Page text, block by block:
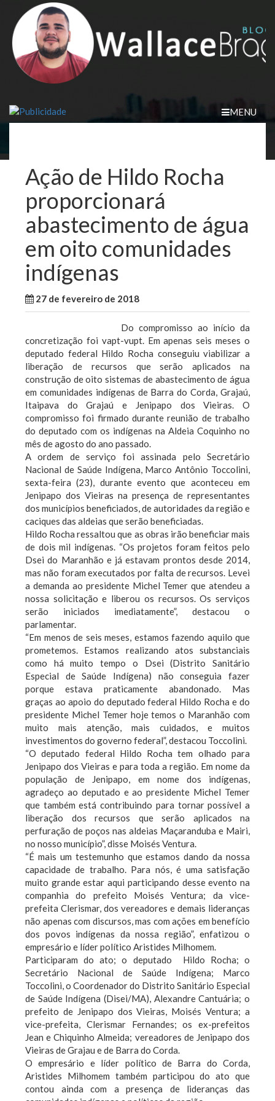
content
MENU
Ação de Hildo Rocha
proporcionará
abastecimento de água
em oito comunidades
indígenas
27 de fevereiro de 2018
Do compromisso ao início da
concretização foi vapt-vupt. Em apenas seis meses o
deputado federal Hildo Rocha conseguiu viabilizar a
liberação de recursos que serão aplicados na
construção de oito sistemas de abastecimento de água
em comunidades indígenas de Barra do Corda, Grajaú,
Itaipava do Grajaú e Jenipapo dos Vieiras. O
compromisso foi firmado durante reunião de trabalho
do deputado com os indígenas na Aldeia Coquinho no
mês de agosto do ano passado.
A ordem de serviço foi assinada pelo Secretário
Nacional de Saúde Indígena, Marco Antônio Toccolini,
sexta-feira (23), durante evento que aconteceu em
Jenipapo dos Vieiras na presença de representantes
dos municípios beneficiados, de autoridades da região e
caciques das aldeias que serão beneficiadas.
Hildo Rocha ressaltou que as obras irão beneficiar mais
de dois mil indígenas. “Os projetos foram feitos pelo
Dsei do Maranhão e já estavam prontos desde 2014,
mas não foram executados por falta de recursos. Levei
a demanda ao presidente Michel Temer que atendeu a
nossa solicitação e liberou os recursos. Os serviços
serão iniciados imediatamente”, destacou o
parlamentar.
“Em menos de seis meses, estamos fazendo aquilo que
prometemos. Estamos realizando atos substanciais
como há muito tempo o Dsei (Distrito Sanitário
Especial de Saúde Indígena) não conseguia fazer
porque estava praticamente abandonado. Mas
graças ao apoio do deputado federal Hildo Rocha e do
presidente Michel Temer hoje temos o Maranhão com
muito mais atenção, mais cuidados, e muitos
investimentos do governo federal”, destacou Toccolini.
“O deputado federal Hildo Rocha tem olhado para
Jenipapo dos Vieiras e para toda a região. Em nome da
população de Jenipapo, em nome dos indígenas,
agradeço ao deputado e ao presidente Michel Temer
que também está contribuindo para tornar possível a
liberação dos recursos que serão aplicados na
perfuração de poços nas aldeias Maçaranduba e Mairi,
no nosso município”, disse Moisés Ventura.
“É mais um testemunho que estamos dando da nossa
capacidade de trabalho. Para nós, é uma satisfação
muito grande estar aqui participando desse evento na
companhia do prefeito Moisés Ventura; da vice-
prefeita Clerismar, dos vereadores e demais lideranças
não apenas com discursos, mas com ações em benefício
dos povos indígenas da nossa região”, enfatizou o
empresário e líder político Aristides Milhomem.
Participaram do ato; o deputado Hildo Rocha; o
Secretário Nacional de Saúde Indígena; Marco
Toccolini, o Coordenador do Distrito Sanitário Especial
de Saúde Indígena (Disei/MA), Alexandre Cantuária; o
prefeito de Jenipapo dos Vieiras, Moisés Ventura; a
vice-prefeita, Clerismar Fernandes; os ex-prefeitos
Jean e Chiquinho Almeida; vereadores de Jenipapo dos
Vieiras de Grajau e de Barra do Corda.
O empresário e líder político de Barra do Corda,
Aristides Milhomem também participou do ato que
contou ainda com a presença de lideranças das